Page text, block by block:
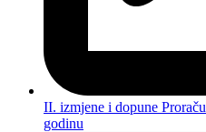
II. izmjene i dopune
godinu